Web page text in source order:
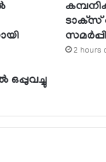
ഒപ്പുവച്ചു
ടാക്‌സ്
2 hours